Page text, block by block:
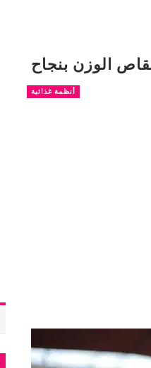
الوزن بنجاح
أنظمة غذائية